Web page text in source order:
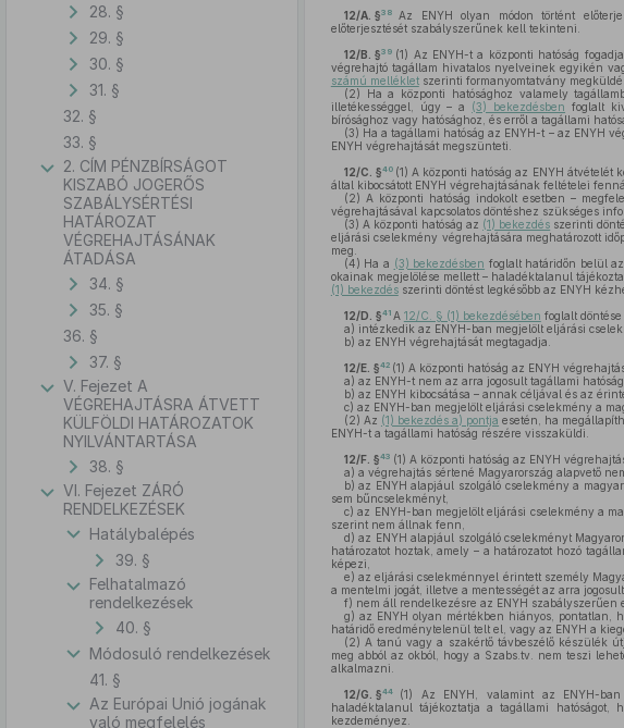
28. §
29. §
30. §
31. §
32. §
33. §
2. CÍM PÉNZBÍRSÁGOT
KISZABÓ JOGERŐS
SZABÁLYSÉRTÉSI
HATÁROZAT
VÉGREHAJTÁSÁNAK
ÁTADÁSA
34. §
35. §
36. §
37. §
V. Fejezet A
VÉGREHAJTÁSRA ÁTVETT
KÜLFÖLDI HATÁROZATOK
NYILVÁNTARTÁSA
38. §
VI. Fejezet ZÁRÓ
RENDELKEZÉSEK
Hatálybalépés
39. §
Felhatalmazó
rendelkezések
40. §
Módosuló rendelkezések
41. §
Az Európai Unió jogának
való megfelelés
12/A. §38
Az ENYH olyan módon történt
előterjesztését szabályszerűnek kell tekinteni.
12/B. §39 (1) Az ENYH-t a központi hatóság
végrehajtó tagállam hivatalos nyelveinek egyikén
számú mellékletszerinti formanyomtatvány
(2) Ha a központi hatósághoz valamely
illetékességgel, úgy – a (3) bekezdésben foglalt
bírósághoz vagy hatósághoz, és erről a tagállami
(3) Ha a tagállami hatóság az ENYH-t – az ENYH
ENYH végrehajtását megszünteti.
12/C. §40 (1) A központi hatóság az ENYH átvételét
által kibocsátott ENYH végrehajtásának feltételei
(2) A központi hatóság indokolt esetben –
végrehajtásával kapcsolatos döntéshez szükséges
(3) A központi hatóság az (1) bekezdés szerinti
eljárási cselekmény végrehajtására meghatározott
meg.
(4) Ha a (3) bekezdésben foglalt határidőn belül
okainak megjelölése mellett – haladéktalanul
(1) bekezdésszerinti döntést legkésőbb az ENYH
12/D. §41 A 12/C. § (1) bekezdésében foglalt
a) intézkedik az ENYH-ban megjelölt eljárási
b) az ENYH végrehajtását megtagadja.
12/E. §42 (1) A központi hatóság az ENYH
a) az ENYH-t nem az arra jogosult tagállami hatóság
b) az ENYH kibocsátása – annak céljával és az
c) az ENYH-ban megjelölt eljárási cselekmény a
(2) Az (1) bekezdés a) pontja esetén, ha
ENYH-t a tagállami hatóság részére visszaküldi.
12/F. §43 (1) A központi hatóság az ENYH
a) a végrehajtás sértené Magyarország alapvető
b) az ENYH alapjául szolgáló cselekmény a
sem bűncselekményt,
c) az ENYH-ban megjelölt eljárási cselekmény a
szerint nem állnak fenn,
d) az ENYH alapjául szolgáló cselekményt
határozatot hoztak, amely – a határozatot hozó
képezi,
e) az eljárási cselekménnyel érintett személy
a mentelmi jogát, illetve a mentességét az arra
f) nem áll rendelkezésre az ENYH szabályszerűen
g) az ENYH olyan mértékben hiányos, pontatlan,
határidő eredménytelenül telt el, vagy az ENYH a
(2) A tanú vagy a szakértő távbeszélő készülék
meg abból az okból, hogy a Szabs.tv. nem teszi
alkalmazni.
12/G. §44 (1)
Az ENYH, valamint az ENYH-ban
haladéktalanul tájékoztatja a tagállami hatóságot,
kezdeményez.